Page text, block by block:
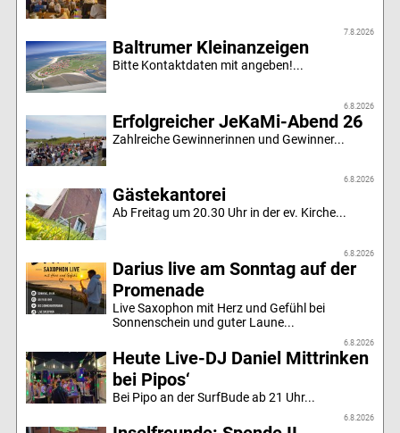
7.8.2026
Baltrumer Kleinanzeigen
Bitte Kontaktdaten mit angeben!...
6.8.2026
Erfolgreicher JeKaMi-Abend 26
Zahlreiche Gewinnerinnen und Gewinner...
6.8.2026
Gästekantorei
Ab Freitag um 20.30 Uhr in der ev. Kirche...
6.8.2026
Darius live am Sonntag auf der
Promenade
Live Saxophon mit Herz und Gefühl bei
Sonnenschein und guter Laune...
6.8.2026
Heute Live-DJ Daniel Mittrinken
bei Pipos‘
Bei Pipo an der SurfBude ab 21 Uhr...
6.8.2026